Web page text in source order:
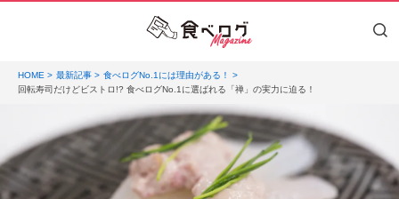
HOME 最新記事
食べログNo.1には理由がある！
回転寿司だけどビストロ!? 食べログNo.1に選ばれる「禅」の実力に迫る！